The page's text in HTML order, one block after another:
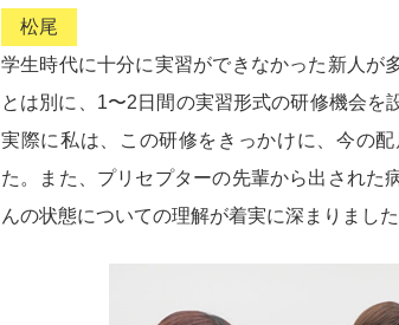
松尾
学生時代に十分に実習ができなかった新人が
とは別に、1〜2日間の実習形式の研修機会を
実際に私は、この研修をきっかけに、今の
た。また、プリセプターの先輩から出された
んの状態についての理解が着実に深まりました